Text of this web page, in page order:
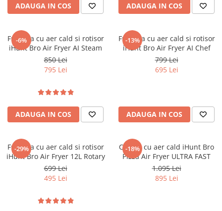
ADAUGA IN COS ADAUGA IN COS
-6%
Friteuza cu aer cald si rotisor
iHunt Bro Air Fryer AI Steam
850 Lei
795 Lei
ADAUGA IN COS
-13%
Friteuza cu aer cald si rotisor
iHunt Bro Air Fryer AI Chef
799 Lei
695 Lei
ADAUGA IN COS
-29%
Friteuza cu aer cald si rotisor
iHunt Bro Air Fryer 12L Rotary
699 Lei
495 Lei
-18%
Cuptor cu aer cald iHunt Bro
Pizza Air Fryer ULTRA FAST
1.095 Lei
895 Lei